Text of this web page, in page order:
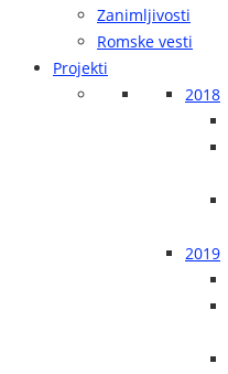
Zanimljivosti
Romske vesti
Projekti
2018
2019